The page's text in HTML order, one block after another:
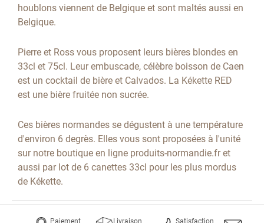
houblons viennent de Belgique et sont maltés aussi en
Belgique.
Pierre et Ross vous proposent leurs bières blondes en
33cl et 75cl. Leur embuscade, célèbre boisson de Caen
est un cocktail de bière et Calvados. La Kékette RED
est une bière fruitée non sucrée.
Ces bières normandes se dégustent à une température
d'environ 6 degrès. Elles vous sont proposées à l'unité
sur notre boutique en ligne produits-normandie.fr et
aussi par lot de 6 canettes 33cl pour les plus mordus
de Kékette.
Paiement
Livraison
Satisfaction